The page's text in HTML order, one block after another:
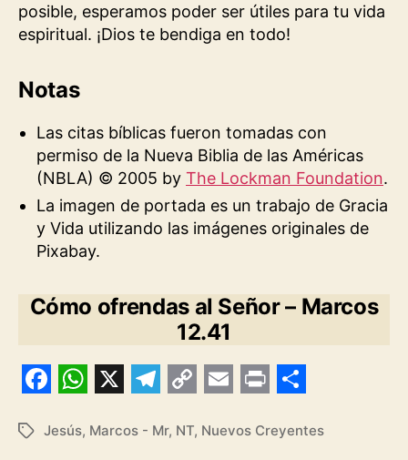
posible, esperamos poder ser útiles para tu vida
espiritual. ¡Dios te bendiga en todo!
Notas
Las citas bíblicas fueron tomadas con
permiso de la Nueva Biblia de las Américas
(NBLA) © 2005 by The Lockman Foundation.
La imagen de portada es un trabajo de Gracia
y Vida utilizando las imágenes originales de
Pixabay.
Cómo ofrendas al Señor – Marcos
12.41
a
h
e o m r
h
Etiquetas
Jesús, Marcos - Mr, NT, Nuevos Creyentes